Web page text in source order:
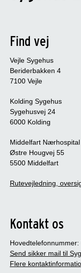
Find vej
Vejle Sygehus
Beriderbakken 4
7100 Vejle
Kolding Sygehus
Sygehusvej 24
6000 Kolding
Middelfart Nærhospital
Østre Hougvej 55
5500 Middelfart
Rutevejledning,
Kontakt os
Send sikker mail til
Flere